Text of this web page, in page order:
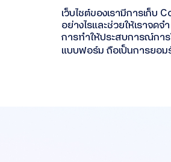
เว็บไซต์ของเรามีการเก็บ
อย่างไรและช่วยให้เราจด
การทำให้ประสบการณ์กา
แบบฟอร์ม ถือเป็นการยอม